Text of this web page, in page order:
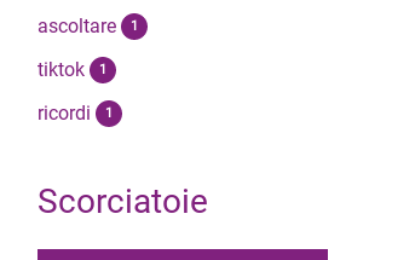
ascoltare 1
tiktok 1
ricordi 1
Scorciatoie